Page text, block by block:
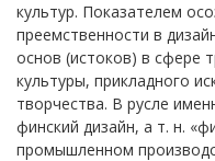
культур. Показателем
преемственности в
основ (истоков) в сфере
культуры, прикладного
творчества. В русле
финский дизайн, а т. н.
промышленном